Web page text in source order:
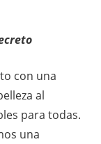
con una
al
para todas.
una